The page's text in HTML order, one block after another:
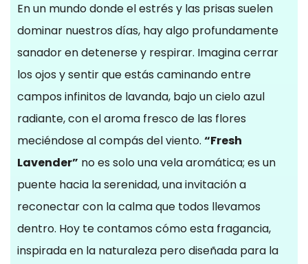
En un mundo donde el estrés y las prisas suelen
dominar nuestros días, hay algo profundamente
sanador en detenerse y respirar. Imagina cerrar
los ojos y sentir que estás caminando entre
campos infinitos de lavanda, bajo un cielo azul
radiante, con el aroma fresco de las flores
meciéndose al compás del viento. “Fresh
Lavender” no es solo una vela aromática; es un
puente hacia la serenidad, una invitación a
reconectar con la calma que todos llevamos
dentro. Hoy te contamos cómo esta fragancia,
inspirada en la naturaleza pero diseñada para la